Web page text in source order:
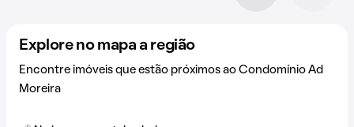
Explore no mapa a região
Encontre imóveis que estão próximos ao Condomínio Ad
Moreira